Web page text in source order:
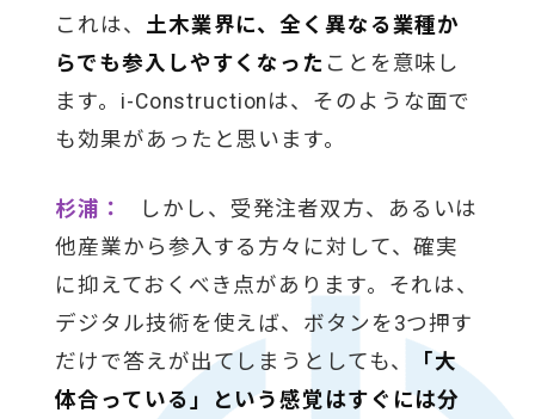
これは、 土木業界に、全く異なる業種か
らでも参入しやすくなった ことを意味し
ます。i-Constructionは、そのような面で
も効果があったと思います。
杉浦：
しかし、受発注者双方、あるいは
他産業から参入する方々に対して、確実
に抑えておくべき点があります。それは、
デジタル技術を使えば、ボタンを3つ押す
だけで答えが出てしまうとしても、
「大
体合っている」という感覚はすぐには分